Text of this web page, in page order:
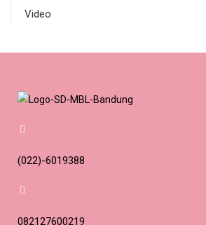
Video
(022)-6019388
082127600219